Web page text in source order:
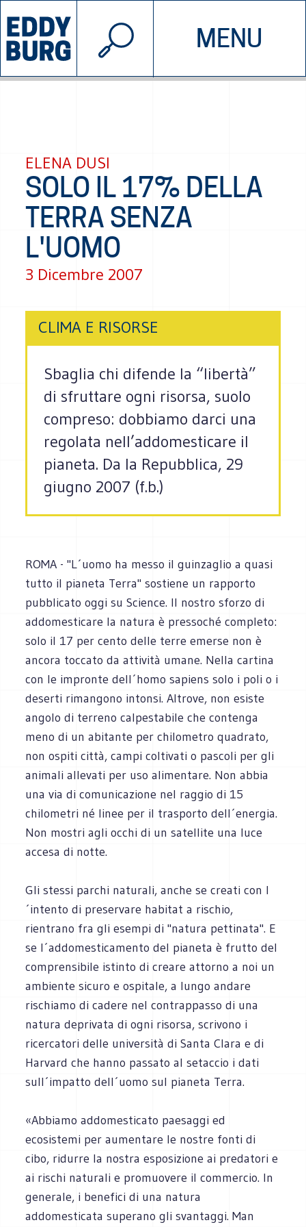
MENU
INIZIATIVE CHI SIAMO
© 2026 EDDYBURG
ELENA DUSI
SOLO IL 17% DELLA
TERRA SENZA
L'UOMO
3 Dicembre 2007
CLIMA E RISORSE
Sbaglia chi difende la “libertà”
di sfruttare ogni risorsa, suolo
compreso: dobbiamo darci una
regolata nell’addomesticare il
pianeta. Da la Repubblica, 29
giugno 2007 (f.b.)
ROMA - "L´uomo ha messo il guinzaglio a quasi
tutto il pianeta Terra" sostiene un rapporto
pubblicato oggi su Science. Il nostro sforzo di
addomesticare la natura è pressoché completo:
solo il 17 per cento delle terre emerse non è
ancora toccato da attività umane. Nella cartina
con le impronte dell´homo sapiens solo i poli o i
deserti rimangono intonsi. Altrove, non esiste
angolo di terreno calpestabile che contenga
meno di un abitante per chilometro quadrato,
non ospiti città, campi coltivati o pascoli per gli
animali allevati per uso alimentare. Non abbia
una via di comunicazione nel raggio di 15
chilometri né linee per il trasporto dell´energia.
Non mostri agli occhi di un satellite una luce
accesa di notte.
Gli stessi parchi naturali, anche se creati con l
´intento di preservare habitat a rischio,
rientrano fra gli esempi di "natura pettinata". E
se l´addomesticamento del pianeta è frutto del
comprensibile istinto di creare attorno a noi un
ambiente sicuro e ospitale, a lungo andare
rischiamo di cadere nel contrappasso di una
natura deprivata di ogni risorsa, scrivono i
ricercatori delle università di Santa Clara e di
Harvard che hanno passato al setaccio i dati
sull´impatto dell´uomo sul pianeta Terra.
«Abbiamo addomesticato paesaggi ed
ecosistemi per aumentare le nostre fonti di
cibo, ridurre la nostra esposizione ai predatori e
ai rischi naturali e promuovere il commercio. In
generale, i benefici di una natura
addomesticata superano gli svantaggi. Man